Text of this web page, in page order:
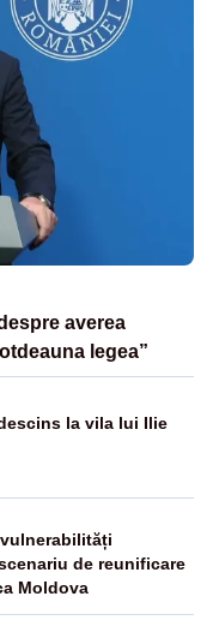
averea
legea”
la vila lui Ilie
de reunificare
Moldova